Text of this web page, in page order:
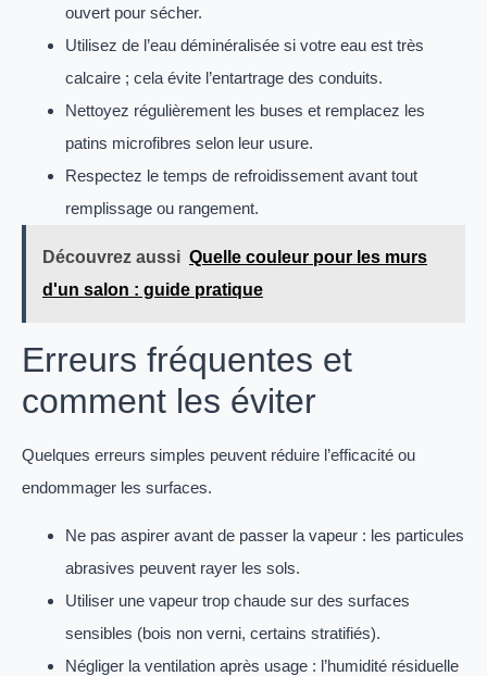
ouvert pour sécher.
Utilisez de l’eau déminéralisée si votre eau est très
calcaire ; cela évite l’entartrage des conduits.
Nettoyez régulièrement les buses et remplacez les
patins microfibres selon leur usure.
Respectez le temps de refroidissement avant tout
remplissage ou rangement.
Découvrez aussi Quelle couleur pour les murs
d'un salon : guide pratique
Erreurs fréquentes et
comment les éviter
Quelques erreurs simples peuvent réduire l’efficacité ou
endommager les surfaces.
Ne pas aspirer avant de passer la vapeur : les particules
abrasives peuvent rayer les sols.
Utiliser une vapeur trop chaude sur des surfaces
sensibles (bois non verni, certains stratifiés).
Négliger la ventilation après usage : l’humidité résiduelle